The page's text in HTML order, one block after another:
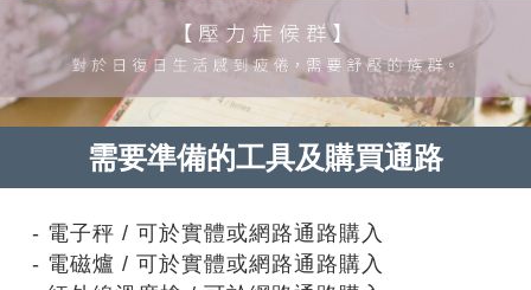
需要準備的工具及購買通路
- 電子秤 / 可於實體或網路通路購入
- 電磁爐 / 可於實體或網路通路購入